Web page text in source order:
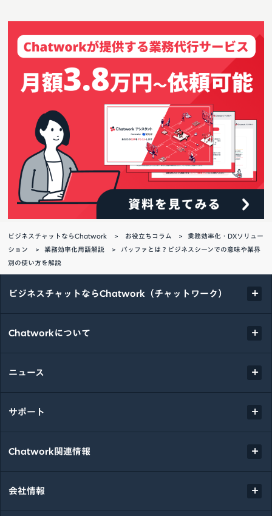
ビジネスチャットならChatwork お役立ちコラム
業務効率化・DXソリュー
ション
業務効率化用語解説
バッファとは？ビジネスシーンでの意味や業界
別の使い方を解説
ビジネスチャットならChatwork（チャットワーク）
Chatworkについて
ニュース
サポート
Chatwork関連情報
会社情報